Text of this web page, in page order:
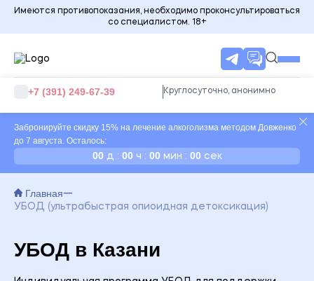
Имеются противопоказания, необходимо проконсультироваться
со специалистом. 18+
+7 (391) 249-67-39 Круглосуточно, анонимно
Забронируйте скидку 15% на лечение алкоголизма методом Довженко
до 7 августа. Осталось:
00 д : 00 ч : 00 мин : 00 сек
Главная
УБОД (ультрабыстрая опиоидная детоксикация)
УБОД в Казани